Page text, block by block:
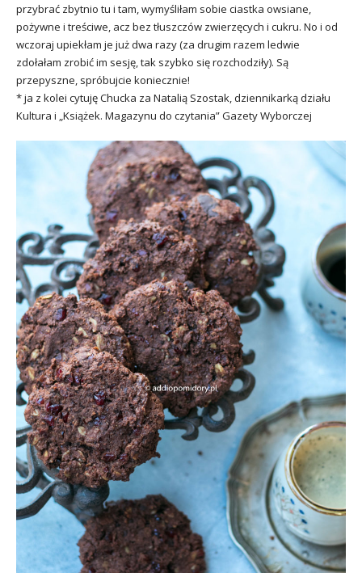
przybrać zbytnio tu i tam, wymyśliłam sobie ciastka owsiane,
pożywne i treściwe, acz bez tłuszczów zwierzęcych i cukru. No i od
wczoraj upiekłam je już dwa razy (za drugim razem ledwie
zdołałam zrobić im sesję, tak szybko się rozchodziły). Są
przepyszne, spróbujcie koniecznie!
* ja z kolei cytuję Chucka za Natalią Szostak, dziennikarką działu
Kultura i „Książek. Magazynu do czytania” Gazety Wyborczej